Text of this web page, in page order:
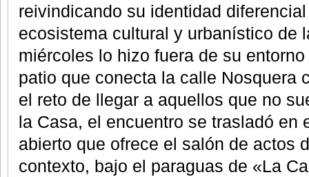
reivindicando su identidad
ecosistema cultural y urbanístico de
miércoles lo hizo fuera de su
patio que conecta la calle Nosquera
el reto de llegar a aquellos que no
la Casa, el encuentro se trasladó en
abierto que ofrece el salón de actos
contexto, bajo el paraguas de «La